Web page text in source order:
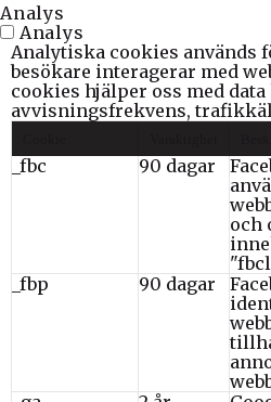
Analys
Analys
Analytiska cookies används
besökare interagerar med
cookies hjälper oss med
avvisningsfrekvens,
_fbc 90 dagar
och
_fbp
90 dagar